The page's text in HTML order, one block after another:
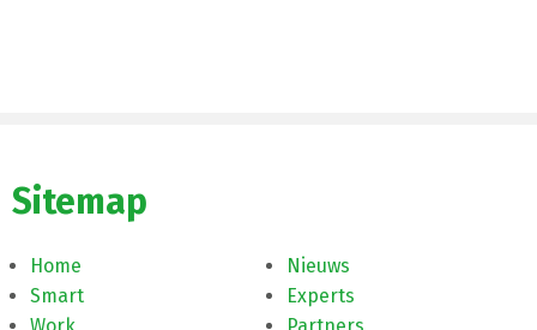
Sitemap
Home
Smart
Nieuws
Experts